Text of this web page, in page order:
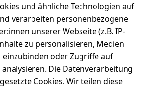
Bewertung
0
auf 0 Bewertung(en)
Bewertung abgeben
und ähnliche Technologien auf
verarbeiten personenbezogene
unserer Webseite (z.B. IP-
zu personalisieren, Medien
oder Zugriffe auf
analysieren. Die Datenverarbeitung
Cookies. Wir teilen diese